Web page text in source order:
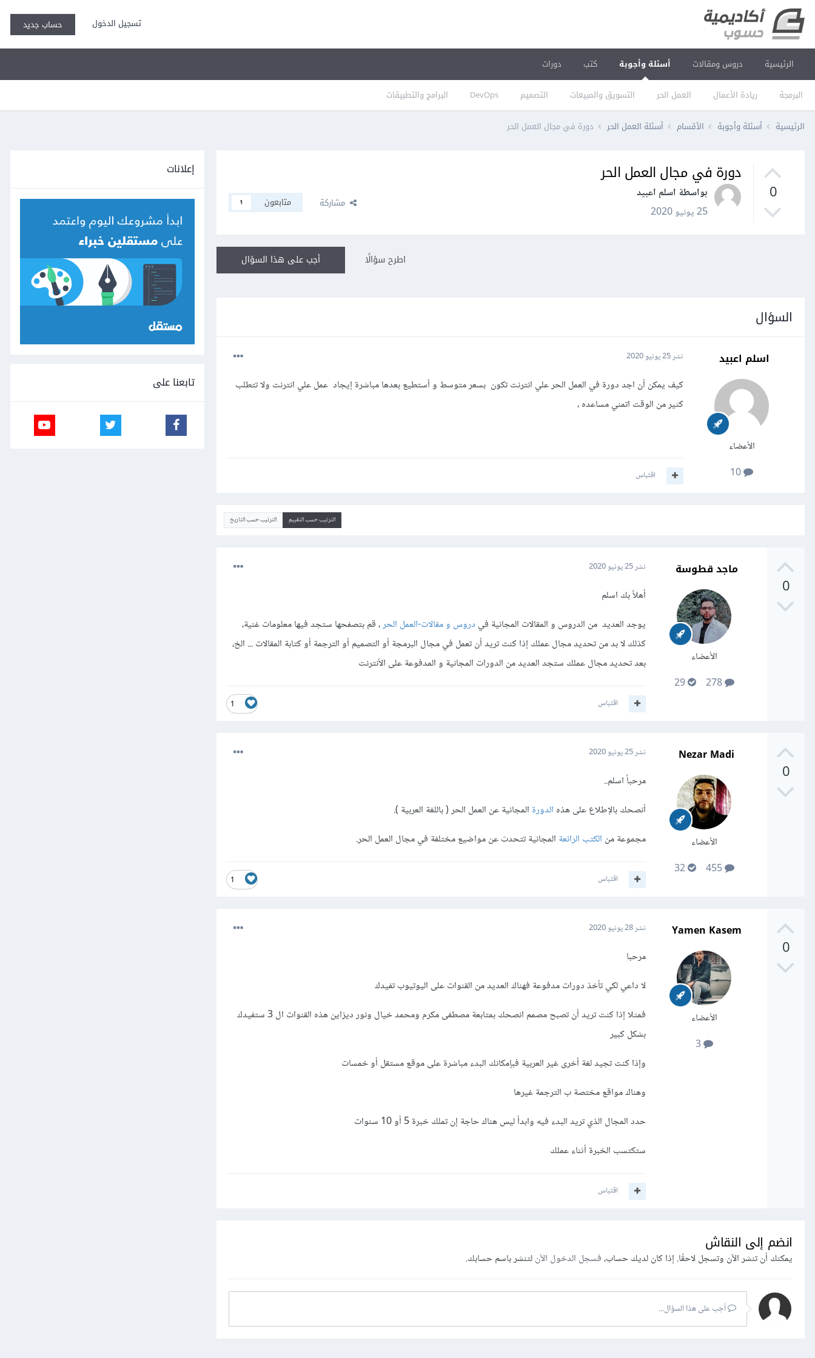
تسجيل الدخول حساب جديد
الرئيسية دروس ومقالات أسئلة وأجوبة
البرمجة ريادة الأعمال العمل الحر التسويق والمبيعات التصميم DevOps البرامج والتطبيقات
كتب دورات
الرئيسية أسئلة وأجوبة الأقسام أسئلة العمل الحر دورة في مجال العمل الحر
0
دورة في مجال العمل الحر
بواسطة اسلم اعبيد
25 يونيو 2020
مشاركة متابعون 1
أجب على هذا السؤال اطرح سؤالًا
السؤال
اسلم اعبيد
الأعضاء
نشر25 يونيو 2020
كيف يمكن أن اجد دورة في العمل الحر علي انترنت تكون بسعر متوسط و أستطيع بعدها مباشرة إيجاد عمل علي انترنت ولا تتطلب
كثير من الوقت اتمني مساعده ،
اقتباس
الترتيب حسب التقييم الترتيب حسب التاريخ
0
ماجد قطوسة
الأعضاء
278
29
نشر25 يونيو 2020
أهلاً بك اسلم
يوجد العديد من الدروس و المقالات المجانية في دروس و مقالات-العمل الحر، قم بتصفحها ستجد فيها معلومات غنية،
كذلك لا بد من تحديد مجال عملك إذا كنت تريد أن تعمل في مجال البرمجة أو التصميم أو الترجمة أو كتابة المقالات ... الخ،
بعد تحديد مجال عملك ستجد العديد من الدورات المجانية و المدفوعة على الأنترنت
1 اقتباس
0
Nezar Madi
الأعضاء
455
32
نشر25 يونيو 2020
مرحباً اسلم..
أنصحك بالإطلاع على هذه الدورة المجانية عن العمل الحر ( باللغة العربية ).
مجموعة من الكتب الرائعة المجانية تتحدث عن مواضيع مختلفة في مجال العمل الحر.
1 اقتباس
0
Yamen Kasem
الأعضاء
3
نشر28 يونيو 2020
مرحبا
لا داعي لكي تأخذ دورات مدفوعة فهناك العديد من القنوات على اليوتيوب تفيدك
فمثلا إذا كنت تريد أن تصبح مصمم انصحك بمتابعة مصطفى مكرم ومحمد خيال ونور ديزاين هذه القنوات ال 3 ستفيدك
بشكل كبير
وإذا كنت تجيد لغة أخرى غير العربية فبإمكانك البدء مباشرة على موقع مستقل أو خمسات
وهناك مواقع مختصة ب الترجمة غيرها
حدد المجال الذي تريد البدء فيه وابدأ ليس هناك حاجة إن تملك خبرة 5 أو 10 سنوات
ستكتسب الخبرة أثناء عملك
اقتباس
انضم إلى النقاش
يمكنك أن تنشر الآن وتسجل لاحقًا. إذا كان لديك حساب،فسجل الدخول الآنلتنشر باسم حسابك.
أجب على هذا السؤال...
إعلانات
تابعنا على